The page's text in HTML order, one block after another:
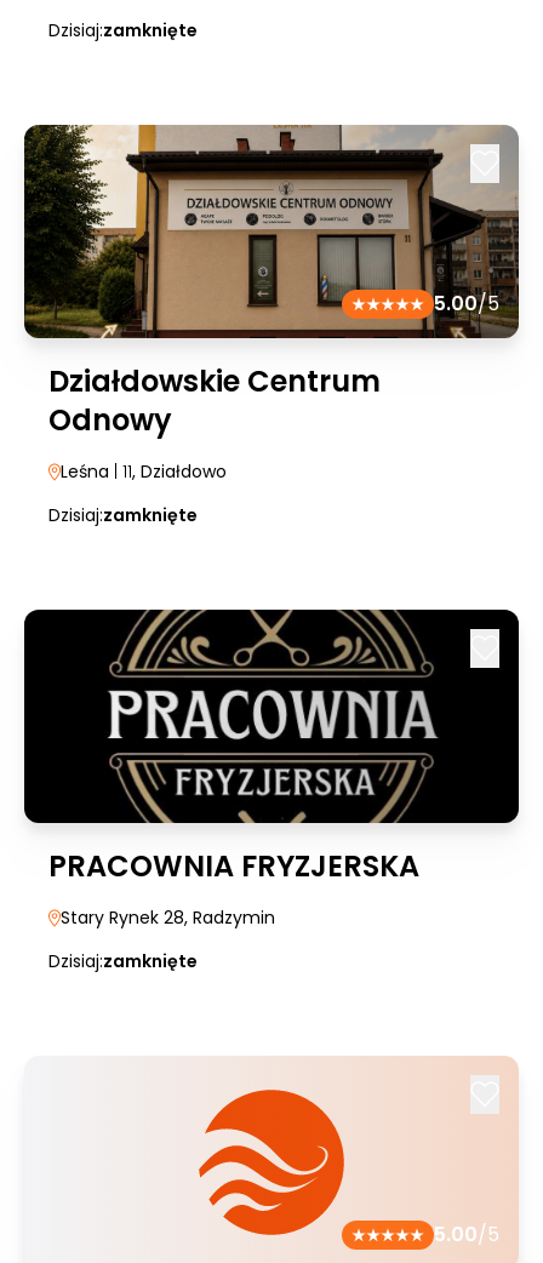
Dzisiaj:zamknięte
5.00/5
Działdowskie Centrum
Odnowy
Leśna | 11, Działdowo
Dzisiaj:zamknięte
PRACOWNIA FRYZJERSKA
Stary Rynek 28, Radzymin
Dzisiaj:zamknięte
5.00/5